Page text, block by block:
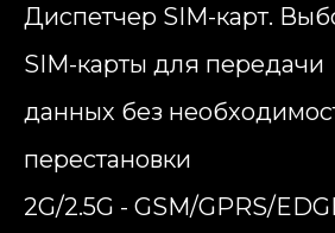
Диспетчер SIM-карт.
SIM-карты для передачи
данных без
перестановки
2G/2.5G - GSM/GPRS/